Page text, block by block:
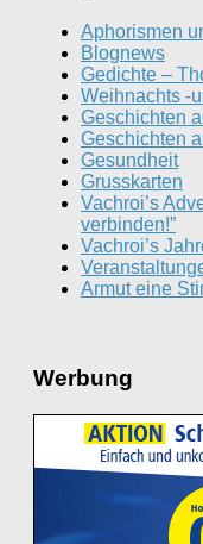
Aphorismen
Blognews
Gedichte –
Weihnachts -
Geschichten
Geschichten
Gesundheit
Grusskarten
Vachroi’s
verbinden!”
Vachroi’s
Armut eine
Werbung